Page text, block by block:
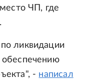
ЧП, где
ликвидации
обеспечению
- написал